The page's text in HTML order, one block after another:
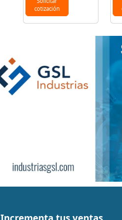
cotización